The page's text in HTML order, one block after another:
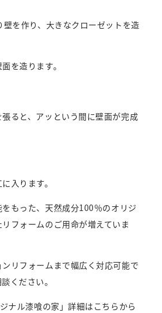
を作り、大きなクローゼットを造
を造ります。
ると、アッという間に壁面が完成
入ります。
もった、天然成分100％のオリジ
フォームのご用命が増えていま
リフォームまで幅広く対応可能で
ください。
ナル漆喰の家」詳細はこちらから